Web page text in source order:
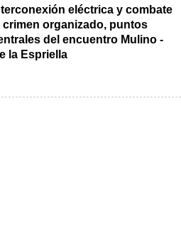
eléctrica y combate
crimen organizado, puntos
del encuentro Mulino -
la Espriella